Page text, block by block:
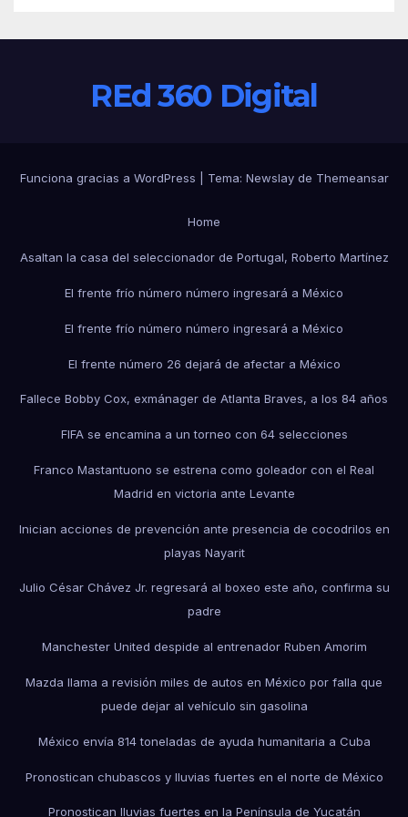
REd 360 Digital
Funciona gracias a WordPress Tema: Newslayde Themeansar
Home
Asaltan la casa del seleccionador de Portugal, Roberto Martínez
El frente frío número número ingresará a México
El frente frío número número ingresará a México
El frente número 26 dejará de afectar a México
Fallece Bobby Cox, exmánager de Atlanta Braves, a los 84 años
FIFA se encamina a un torneo con 64 selecciones
Franco Mastantuono se estrena como goleador con el Real
Madrid en victoria ante Levante
Inician acciones de prevención ante presencia de cocodrilos en
playas Nayarit
Julio César Chávez Jr. regresará al boxeo este año, confirma su
padre
Manchester United despide al entrenador Ruben Amorim
Mazda llama a revisión miles de autos en México por falla que
puede dejar al vehículo sin gasolina
México envía 814 toneladas de ayuda humanitaria a Cuba
Pronostican chubascos y lluvias fuertes en el norte de México
Pronostican lluvias fuertes en la Península de Yucatán